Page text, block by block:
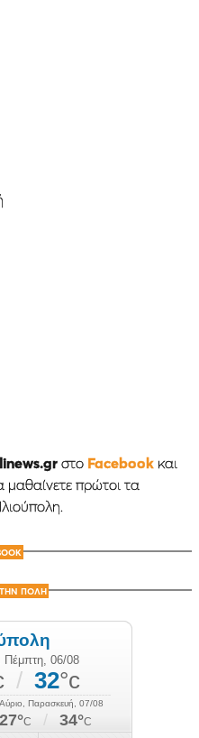
στο Facebookκαι
μαθαίνετε πρώτοι τα
ΠΟΛΗ